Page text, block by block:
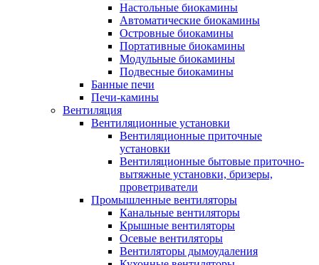
Настольные биокамины
Автоматические биокамины
Островные биокамины
Портативные биокамины
Модульные биокамины
Подвесные биокамины
Банные печи
Печи-камины
Вентиляция
Вентиляционные установки
Вентиляционные приточные
установки
Вентиляционные бытовые приточно-
вытяжные установки, бризеры,
проветриватели
Промышленные вентиляторы
Канальные вентиляторы
Крышные вентиляторы
Осевые вентиляторы
Вентиляторы дымоудаления